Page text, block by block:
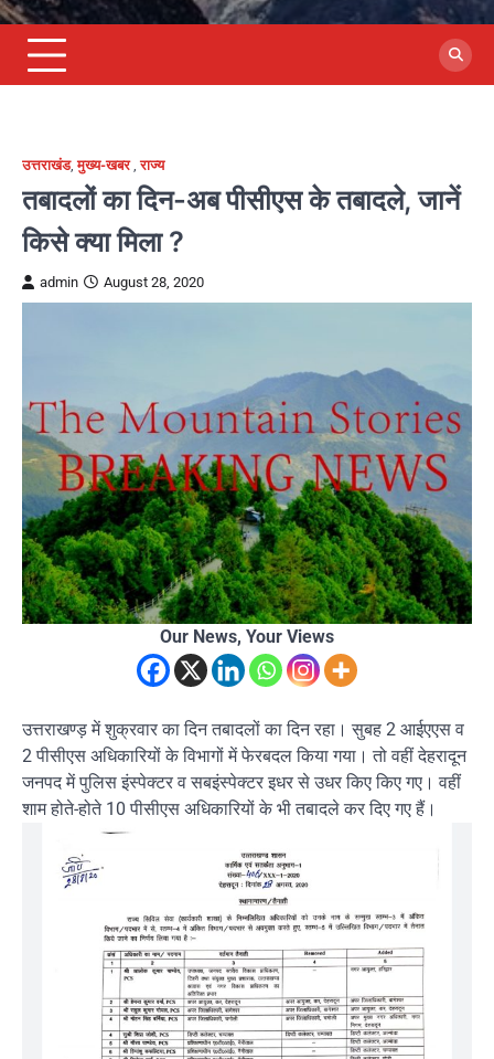
उत्तराखंड,मुख्य-खबर,राज्य
तबादलों का दिन-अब पीसीएस के तबादले, जानें
किसे क्या मिला ?
admin August 28, 2020
Our News, Your Views
उत्तराखण्ड़ में शुक्रवार का दिन तबादलों का दिन रहा। सुबह 2 आईएएस व
2 पीसीएस अधिकारियों के विभागों में फेरबदल किया गया। तो वहीं देहरादून
जनपद में पुलिस इंस्पेक्टर व सबइंस्पेक्टर इधर से उधर किए किए गए। वहीं
शाम होते-होते 10 पीसीएस अधिकारियों के भी तबादले कर दिए गए हैं।